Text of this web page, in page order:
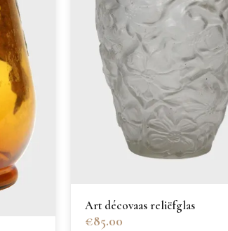
Art décovaas reliëfglas
€85.00